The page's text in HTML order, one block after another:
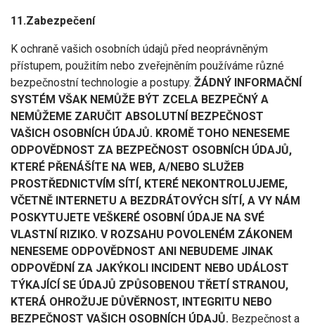
11.Zabezpečení
K ochraně vašich osobních údajů před neoprávněným
přístupem, použitím nebo zveřejněním používáme různé
bezpečnostní technologie a postupy. ŽÁDNÝ INFORMAČNÍ
SYSTÉM VŠAK NEMŮŽE BÝT ZCELA BEZPEČNÝ A
NEMŮŽEME ZARUČIT ABSOLUTNÍ BEZPEČNOST
VAŠICH OSOBNÍCH ÚDAJŮ. KROMĚ TOHO NENESEME
ODPOVĚDNOST ZA BEZPEČNOST OSOBNÍCH ÚDAJŮ,
KTERÉ PŘENÁŠÍTE NA WEB, A/NEBO SLUŽEB
PROSTŘEDNICTVÍM SÍTÍ, KTERÉ NEKONTROLUJEME,
VČETNĚ INTERNETU A BEZDRÁTOVÝCH SÍTÍ, A VY NÁM
POSKYTUJETE VEŠKERÉ OSOBNÍ ÚDAJE NA SVÉ
VLASTNÍ RIZIKO. V ROZSAHU POVOLENÉM ZÁKONEM
NENESEME ODPOVĚDNOST ANI NEBUDEME JINAK
ODPOVĚDNÍ ZA JAKÝKOLI INCIDENT NEBO UDÁLOST
TÝKAJÍCÍ SE ÚDAJŮ ZPŮSOBENOU TŘETÍ STRANOU,
KTERÁ OHROŽUJE DŮVĚRNOST, INTEGRITU NEBO
BEZPEČNOST VAŠICH OSOBNÍCH ÚDAJŮ. Bezpečnost a